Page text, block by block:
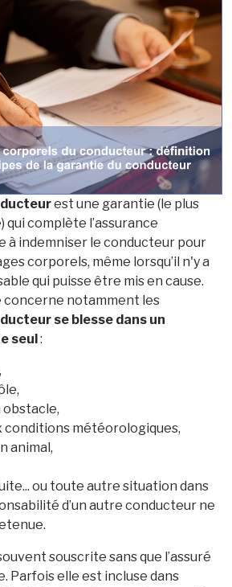
est une garantie (le plus
complète l’assurance
à indemniser le conducteur pour
corporels, même lorsqu’il n'y a
qui puisse être mis en cause.
notamment les
se blesse dans un
seul:
conditions météorologiques,
animal,
ou toute autre situation dans
d’un autre conducteur ne
souscrite sans que l’assuré
Parfois elle est incluse dans